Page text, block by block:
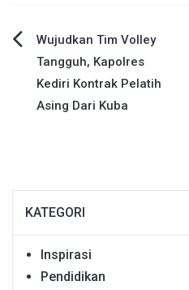
Navigasi
pos
Wujudkan Tim Volley
Tangguh, Kapolres
Kediri Kontrak Pelatih
Asing Dari Kuba
KATEGORI
Inspirasi
Pendidikan